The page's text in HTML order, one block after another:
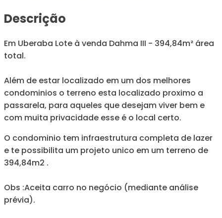
Descrição
Em Uberaba Lote à venda Dahma III - 394,84m² área
total.
Além de estar localizado em um dos melhores
condominios o terreno esta localizado proximo a
passarela, para aqueles que desejam viver bem e
com muita privacidade esse é o local certo.
O condominio tem infraestrutura completa de lazer
e te possibilita um projeto unico em um terreno de
394,84m2 .
Obs :Aceita carro no negócio (mediante análise
prévia).